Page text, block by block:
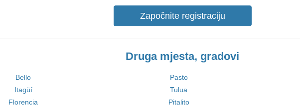
Započnite registraciju
Druga mjesta, gradovi
Bello Pasto
Itagüí
Tulua
Florencia
Pitalito